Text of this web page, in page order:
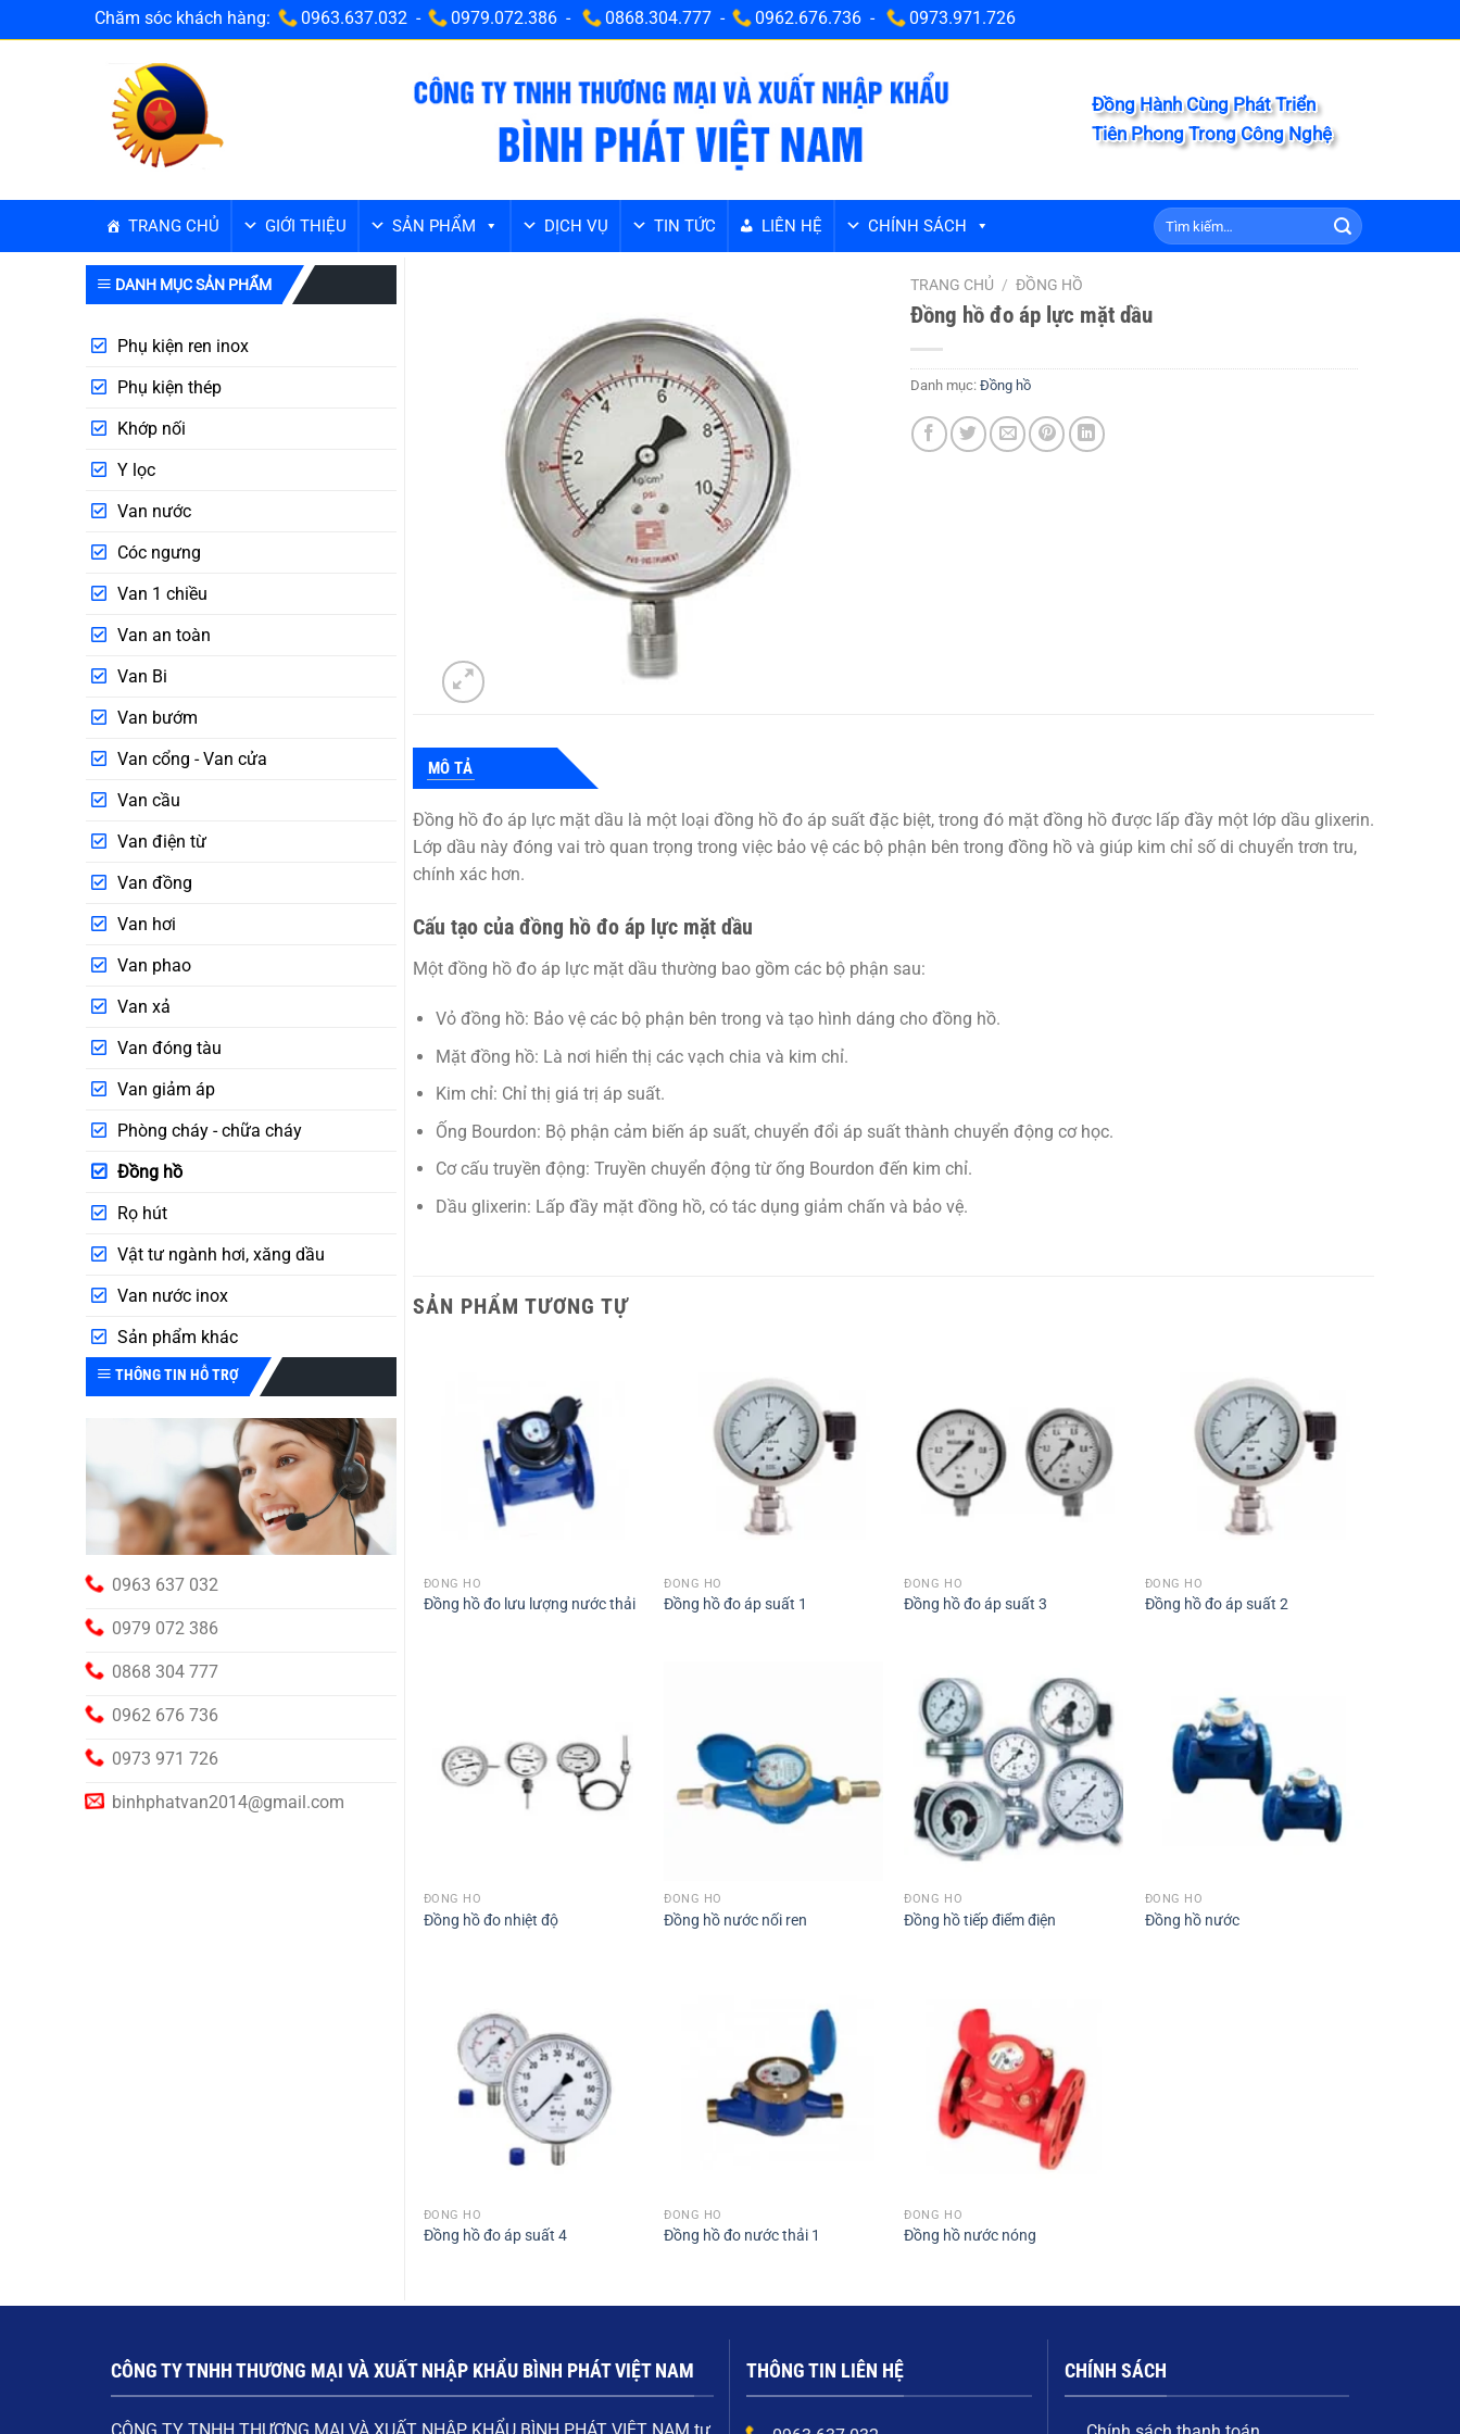
qua
Chăm sóc khách hàng: 0963.637.032 - 0979.072.386 - 0868.304.777 - 0962.676.736 - 0973.971.726
Đồng Hành Cùng Phát Triển
Tiên Phong Trong Công Nghệ
TRANG CHỦ GIỚI THIỆU SẢN PHẨM DỊCH VỤ TIN TỨC LIÊN HỆ CHÍNH SÁCH
Tìm
kiếm:
DANH MỤC SẢN PHẨM
Phụ kiện ren inox
Phụ kiện thép
Khớp nối
Y lọc
Van nước
Cóc ngưng
Van 1 chiều
Van an toàn
Van Bi
Van bướm
Van cổng - Van cửa
Van cầu
Van điện từ
Van đồng
Van hơi
Van phao
Van xả
Van đóng tàu
Van giảm áp
Phòng cháy - chữa cháy
Đồng hồ
Rọ hút
Vật tư ngành hơi, xăng dầu
Van nước inox
Sản phẩm khác
THÔNG TIN HỖ TRỢ
0963 637 032
0979 072 386
0868 304 777
0962 676 736
0973 971 726
binhphatvan2014@gmail.com
TRANG CHỦ / ĐỒNG HỒ
Đồng hồ đo áp lực mặt dầu
Danh mục: Đồng hồ
MÔ TẢ
Đồng hồ đo áp lực mặt dầu là một loại đồng hồ đo áp suất đặc biệt, trong đó mặt đồng hồ được lấp đầy một lớp dầu glixerin.
Lớp dầu này đóng vai trò quan trọng trong việc bảo vệ các bộ phận bên trong đồng hồ và giúp kim chỉ số di chuyển trơn tru,
chính xác hơn.
Cấu tạo của đồng hồ đo áp lực mặt dầu
Một đồng hồ đo áp lực mặt dầu thường bao gồm các bộ phận sau:
Vỏ đồng hồ: Bảo vệ các bộ phận bên trong và tạo hình dáng cho đồng hồ.
Mặt đồng hồ: Là nơi hiển thị các vạch chia và kim chỉ.
Kim chỉ: Chỉ thị giá trị áp suất.
Ống Bourdon: Bộ phận cảm biến áp suất, chuyển đổi áp suất thành chuyển động cơ học.
Cơ cấu truyền động: Truyền chuyển động từ ống Bourdon đến kim chỉ.
Dầu glixerin: Lấp đầy mặt đồng hồ, có tác dụng giảm chấn và bảo vệ.
SẢN PHẨM TƯƠNG TỰ
ĐỒNG HỒ
Đồng hồ đo lưu lượng nước thải
ĐỒNG HỒ
Đồng hồ đo áp suất 1
ĐỒNG HỒ
Đồng hồ đo áp suất 3
ĐỒNG HỒ
Đồng hồ đo áp suất 2
ĐỒNG HỒ
Đồng hồ đo nhiệt độ
ĐỒNG HỒ
Đồng hồ nước nối ren
ĐỒNG HỒ
Đồng hồ tiếp điểm điện
ĐỒNG HỒ
Đồng hồ nước
ĐỒNG HỒ
Đồng hồ đo áp suất 4
ĐỒNG HỒ
Đồng hồ đo nước thải 1
ĐỒNG HỒ
Đồng hồ nước nóng
CÔNG TY TNHH THƯƠNG MẠI VÀ XUẤT NHẬP KHẨU BÌNH PHÁT VIỆT NAM
CÔNG TY TNHH THƯƠNG MẠI VÀ XUẤT NHẬP KHẨU BÌNH PHÁT VIỆT NAM tự
THÔNG TIN LIÊN HỆ CHÍNH SÁCH